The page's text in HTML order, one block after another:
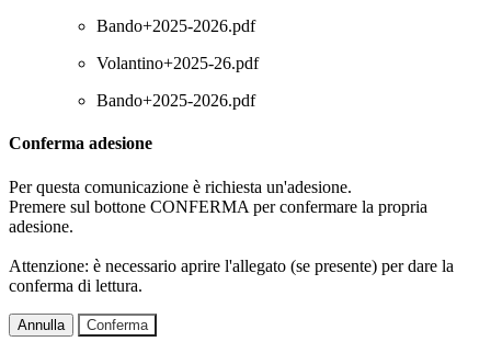
Bando+2025-2026.pdf
Volantino+2025-26.pdf
Bando+2025-2026.pdf
Conferma adesione
Per questa comunicazione è richiesta un'adesione.
Premere sul bottone CONFERMA per confermare la propria
adesione.
Attenzione: è necessario aprire l'allegato (se presente) per dare la
conferma di lettura.
Annulla Conferma